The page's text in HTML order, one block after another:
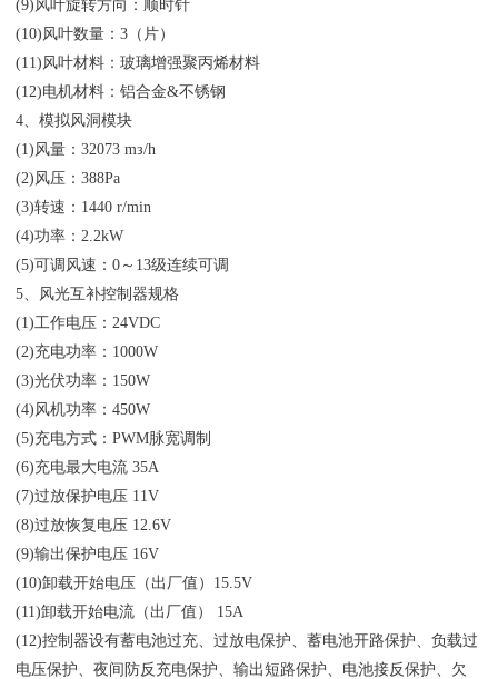
(9)风叶旋转方向：顺时针
(10)风叶数量：3（片）
(11)风叶材料：玻璃增强聚丙烯材料
(12)电机材料：铝合金&不锈钢
4、模拟风洞模块
(1)风量：32073 mз/h
(2)风压：388Pa
(3)转速：1440 r/min
(4)功率：2.2kW
(5)可调风速：0～13级连续可调
5、风光互补控制器规格
(1)工作电压：24VDC
(2)充电功率：1000W
(3)光伏功率：150W
(4)风机功率：450W
(5)充电方式：PWM脉宽调制
(6)充电最大电流 35A
(7)过放保护电压 11V
(8)过放恢复电压 12.6V
(9)输出保护电压 16V
(10)卸载开始电压（出厂值）15.5V
(11)卸载开始电流（出厂值） 15A
(12)控制器设有蓄电池过充、过放电保护、蓄电池开路保护、负载过
电压保护、夜间防反充电保护、输出短路保护、电池接反保护、欠